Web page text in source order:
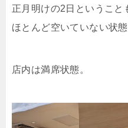
正月明けの2日ということ
ほとんど空いていない状態
店内は満席状態。